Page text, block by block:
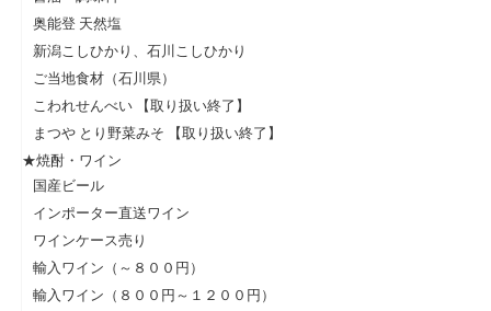
奥能登 天然塩
新潟こしひかり、石川こしひかり
ご当地食材（石川県）
こわれせんべい 【取り扱い終了】
まつや とり野菜みそ 【取り扱い終了】
★焼酎・ワイン
国産ビール
インポーター直送ワイン
ワインケース売り
輸入ワイン（～８００円）
輸入ワイン（８００円～１２００円）